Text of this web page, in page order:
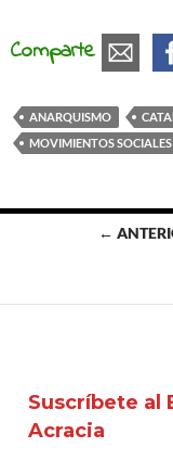
Comparte
ANARQUISMO
MOVIMIENTOS SOCIALES
las
←
Suscríbete al
Acracia